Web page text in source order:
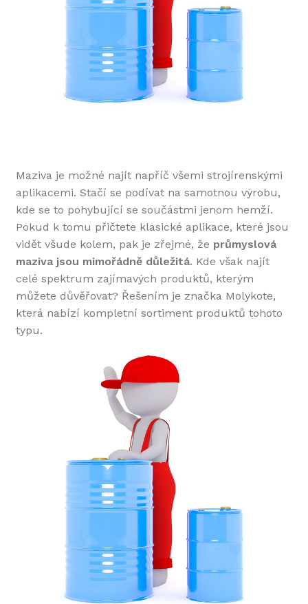
Maziva je možné najít napříč všemi strojírenskými
aplikacemi. Stačí se podívat na samotnou výrobu,
kde se to pohybující se součástmi jenom hemží.
Pokud k tomu přičtete klasické aplikace, které jsou
vidět všude kolem, pak je zřejmé, že průmyslová
maziva jsou mimořádně důležitá. Kde však najít
celé spektrum zajímavých produktů, kterým
můžete důvěřovat? Řešením je značka Molykote,
která nabízí kompletní sortiment produktů tohoto
typu.